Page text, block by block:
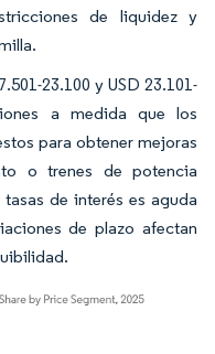
de liquidez y
23.100 y USD 23.101-
a medida que los
para obtener mejoras
o trenes de potencia
de interés es aguda
de plazo afectan